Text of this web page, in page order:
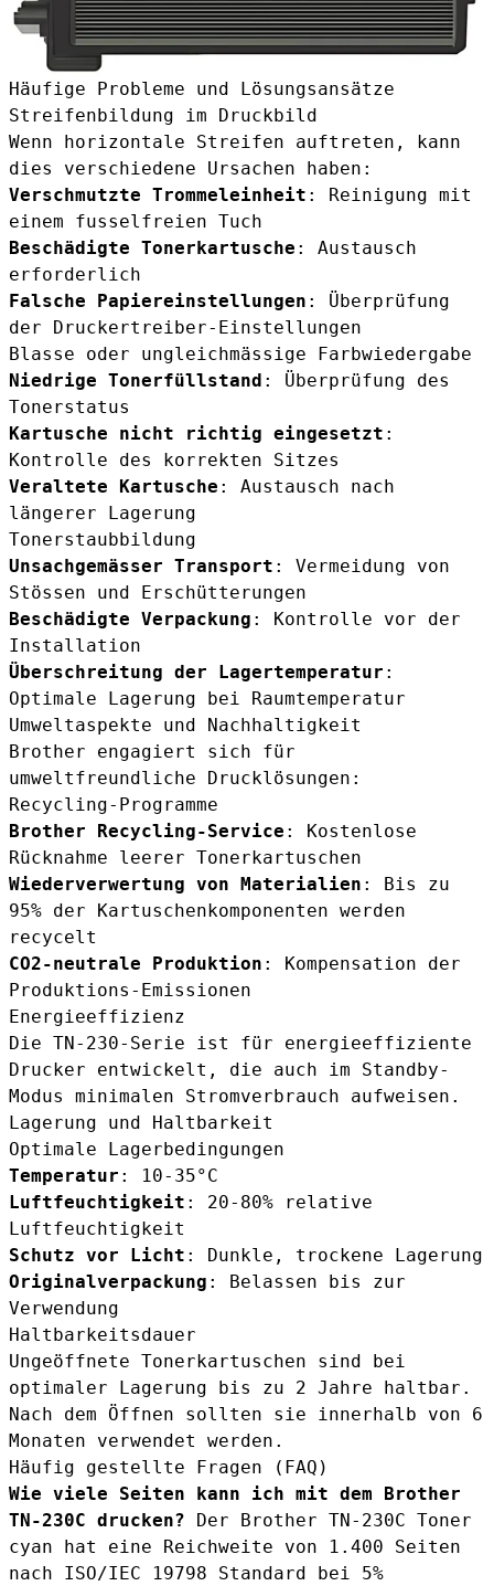
Häufige Probleme und Lösungsansätze
Streifenbildung im Druckbild
Wenn horizontale Streifen auftreten, kann
dies verschiedene Ursachen haben:
Verschmutzte Trommeleinheit : Reinigung mit
einem fusselfreien Tuch
Beschädigte Tonerkartusche : Austausch
erforderlich
Falsche Papiereinstellungen : Überprüfung
der Druckertreiber-Einstellungen
Blasse oder ungleichmässige Farbwiedergabe
Niedrige Tonerfüllstand : Überprüfung des
Tonerstatus
Kartusche nicht richtig eingesetzt :
Kontrolle des korrekten Sitzes
Veraltete Kartusche : Austausch nach
längerer Lagerung
Tonerstaubbildung
Unsachgemässer Transport : Vermeidung von
Stössen und Erschütterungen
Beschädigte Verpackung : Kontrolle vor der
Installation
Überschreitung der Lagertemperatur :
Optimale Lagerung bei Raumtemperatur
Umweltaspekte und Nachhaltigkeit
Brother engagiert sich für
umweltfreundliche Drucklösungen:
Recycling-Programme
Brother Recycling-Service : Kostenlose
Rücknahme leerer Tonerkartuschen
Wiederverwertung von Materialien : Bis zu
95% der Kartuschenkomponenten werden
recycelt
CO2-neutrale Produktion : Kompensation der
Produktions-Emissionen
Energieeffizienz
Die TN-230-Serie ist für energieeffiziente
Drucker entwickelt, die auch im Standby-
Modus minimalen Stromverbrauch aufweisen.
Lagerung und Haltbarkeit
Optimale Lagerbedingungen
Temperatur : 10-35°C
Luftfeuchtigkeit : 20-80% relative
Luftfeuchtigkeit
Schutz vor Licht : Dunkle, trockene Lagerung
Originalverpackung : Belassen bis zur
Verwendung
Haltbarkeitsdauer
Ungeöffnete Tonerkartuschen sind bei
optimaler Lagerung bis zu 2 Jahre haltbar.
Nach dem Öffnen sollten sie innerhalb von 6
Monaten verwendet werden.
Häufig gestellte Fragen (FAQ)
Wie viele Seiten kann ich mit dem Brother
TN-230C drucken? Der Brother TN-230C Toner
cyan hat eine Reichweite von 1.400 Seiten
nach ISO/IEC 19798 Standard bei 5%